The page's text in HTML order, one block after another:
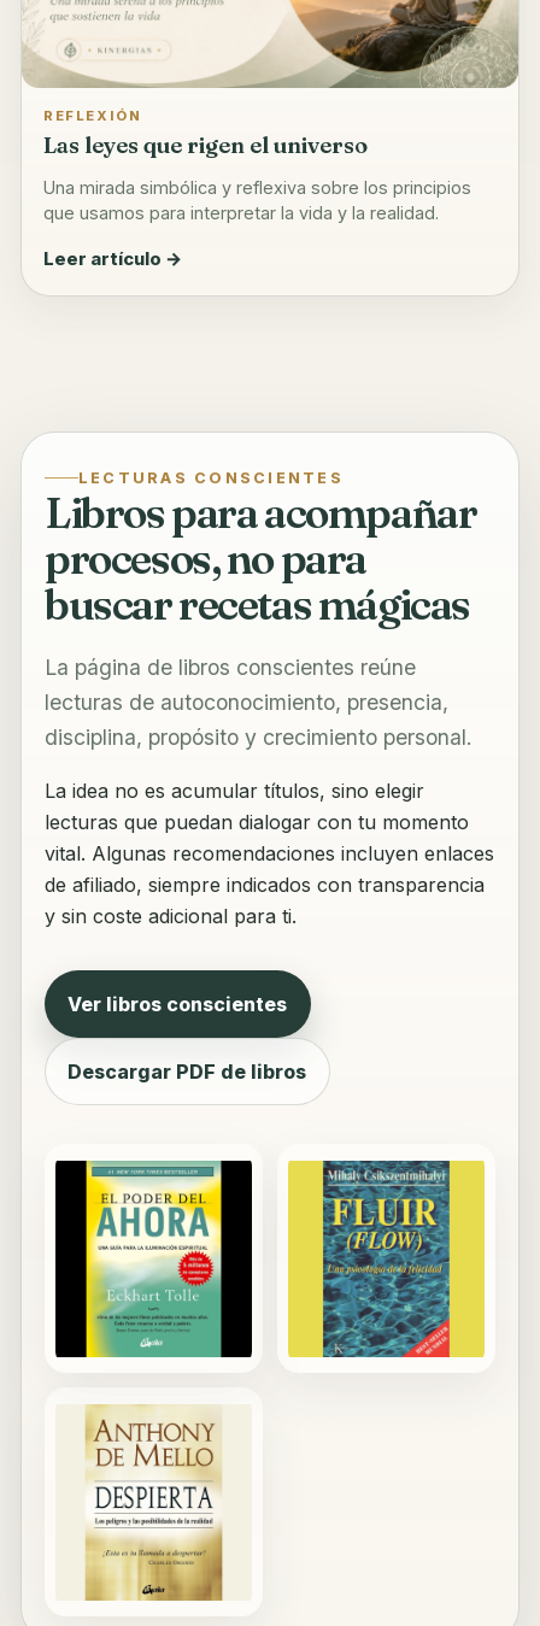
REFLEXIÓN
Las leyes que rigen el universo
Una mirada simbólica y reflexiva sobre los principios
que usamos para interpretar la vida y la realidad.
Leer artículo →
LECTURAS CONSCIENTES
Libros para acompañar
procesos, no para
buscar recetas mágicas
La página de libros conscientes reúne
lecturas de autoconocimiento, presencia,
disciplina, propósito y crecimiento personal.
La idea no es acumular títulos, sino elegir
lecturas que puedan dialogar con tu momento
vital. Algunas recomendaciones incluyen enlaces
de afiliado, siempre indicados con transparencia
y sin coste adicional para ti.
Ver libros conscientes
Descargar PDF de libros